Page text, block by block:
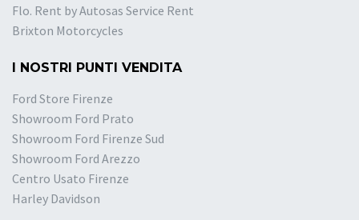
Flo. Rent by Autosas Service Rent
Brixton Motorcycles
I NOSTRI PUNTI VENDITA
Ford Store Firenze
Showroom Ford Prato
Showroom Ford Firenze Sud
Showroom Ford Arezzo
Centro Usato Firenze
Harley Davidson